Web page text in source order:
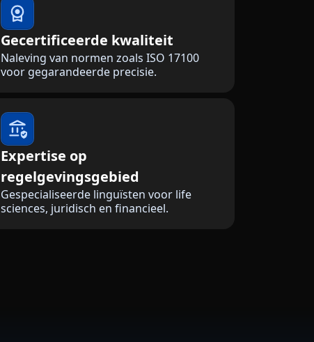
Gecertificeerde kwaliteit
Naleving van normen zoals ISO 17100
voor gegarandeerde precisie.
Expertise op
regelgevingsgebied
Gespecialiseerde linguïsten voor life
sciences, juridisch en financieel.